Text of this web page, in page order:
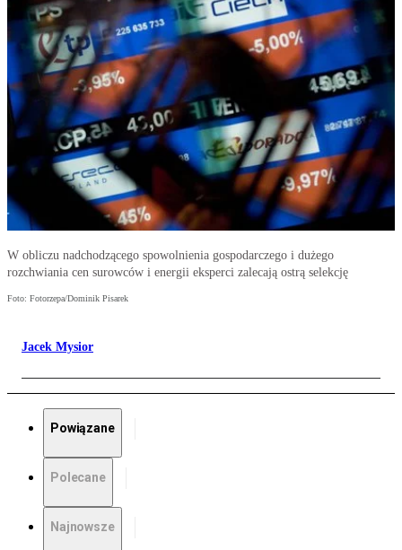
W obliczu nadchodzącego spowolnienia gospodarczego i dużego
rozchwiania cen surowców i energii eksperci zalecają ostrą selekcję
Foto: Fotorzepa/Dominik Pisarek
Jacek Mysior
Powiązane
Polecane
Najnowsze